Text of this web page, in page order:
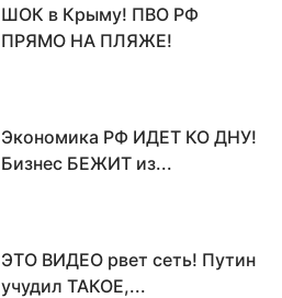
ШОК в Крыму! ПВО РФ
ПРЯМО НА ПЛЯЖЕ!
Экономика РФ ИДЕТ КО ДНУ!
Бизнес БЕЖИТ из...
ЭТО ВИДЕО рвет сеть! Путин
учудил ТАКОЕ,...